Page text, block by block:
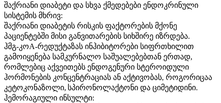
შაქრიანი დიაბეტი და სხვა ქმედებები ენდოკრინული
სისტემის მხრივ:
შაქრიანი დიაბეტის რისკის ფაქტორების მქონე
პაციენტებში მისი განვითარების სიხშირე იზრდება.
ჰმგ-კოА-რედუქტაზას ინჰიბიტორები სიფრთხილით
გამოიყენება სამკურნალო საშუალებებთან ერთად,
რომლებიც აქვეითებს ენდოგენური სტეროიდული
ჰორმონების კონცენტრაციას ან აქტივობას, როგორიცაა
კეტოკონაზოლი, სპირონოლაქტონი და ციმეტიდინი.
ჰემორაგიული ინსულტი: